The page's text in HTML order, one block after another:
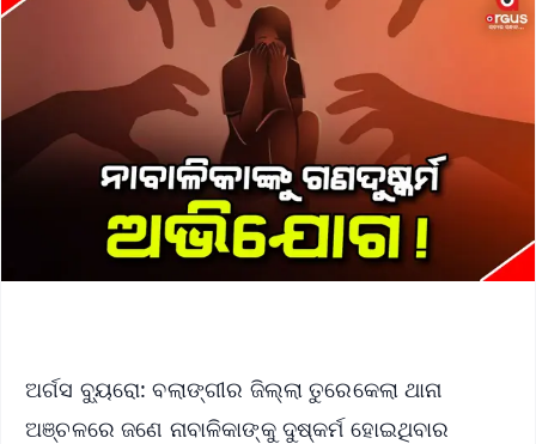
ଅର୍ଗସ ବ୍ୟୁରୋ: ବଲାଙ୍ଗୀର ଜିଲ୍ଲା ତୁରେକେଲା ଥାନା
ଅଞ୍ଚଳରେ ଜଣେ ନାବାଳିକାଙ୍କୁ ଦୁଷ୍କର୍ମ ହୋଇଥିବାର